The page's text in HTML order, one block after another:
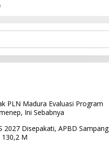
PLN Madura Evaluasi Program
Ini Sebabnya
2027 Disepakati, APBD Sampang
130,2 M